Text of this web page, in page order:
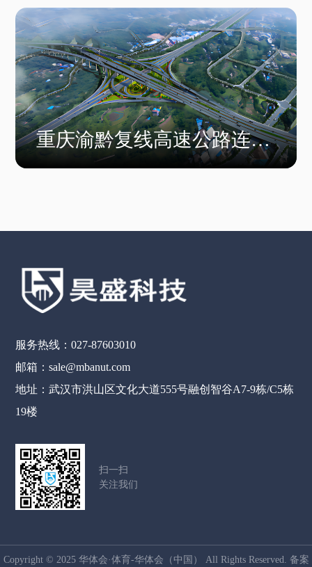
重庆渝黔复线高速公路连接
通道项目
服务热线：027-87603010
邮箱：sale@mbanut.com
地址：武汉市洪山区文化大道555号融创智谷A7-9栋/C5栋
19楼
扫一扫
关注我们
Copyright © 2025 华体会·体育-华体会（中国） All Rights Reserved. 备案